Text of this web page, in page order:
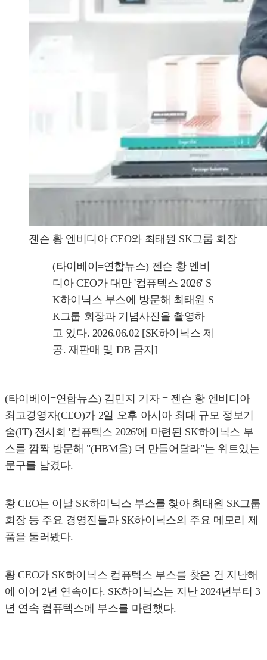
젠슨 황 엔비디아 CEO와 최태원 SK그룹 회장
(타이베이=연합뉴스) 젠슨 황 엔비
디아 CEO가 대만 '컴퓨텍스 2026' S
K하이닉스 부스에 방문해 최태원 S
K그룹 회장과 기념사진을 촬영하
고 있다. 2026.06.02 [SK하이닉스 제
공. 재판매 및 DB 금지]
(타이베이=연합뉴스) 김민지 기자 = 젠슨 황 엔비디아
최고경영자(CEO)가 2일 오후 아시아 최대 규모 정보기
술(IT) 전시회 '컴퓨텍스 2026'에 마련된 SK하이닉스 부
스를 깜짝 방문해 "(HBM을) 더 만들어달라"는 위트있는
문구를 남겼다.
황 CEO는 이날 SK하이닉스 부스를 찾아 최태원 SK그룹
회장 등 주요 경영진들과 SK하이닉스의 주요 메모리 제
품을 둘러봤다.
황 CEO가 SK하이닉스 컴퓨텍스 부스를 찾은 건 지난해
에 이어 2년 연속이다. SK하이닉스는 지난 2024년부터 3
년 연속 컴퓨텍스에 부스를 마련했다.